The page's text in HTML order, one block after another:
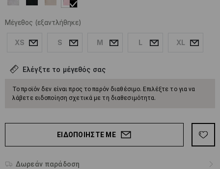
Μέγεθος (εξαντλήθηκε)
XS S M L XL
Ελέγξτε το μέγεθός σας
Το προϊόν δεν είναι προς το παρόν διαθέσιμο. Επιλέξτε το για να
λάβετε ειδοποίηση σχετικά με τη διαθεσιμότητα.
ΕΙΔΟΠΟΙΉΣΤΕ ΜΕ
Δωρεάν παράδοση